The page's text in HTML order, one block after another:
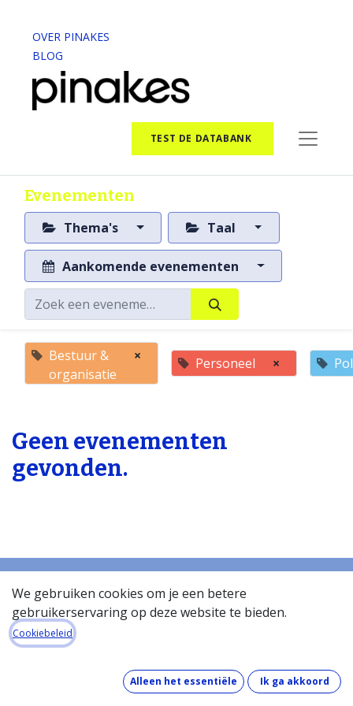
OVER PINAKES
BLOG
TEST DE DATABANK
Evenementen
Thema's Taal
Aankomende evenementen
Bestuur &
organisatie
× Personeel ×
Geen evenementen
gevonden.
Startpagina
Over de databank
Hoe werkt de databank?
Wat zit er in de databank?
We gebruiken cookies om je een betere
gebruikerservaring op deze website te bieden.
Cookiebeleid
Alleen het essentiële Ik ga akkoord